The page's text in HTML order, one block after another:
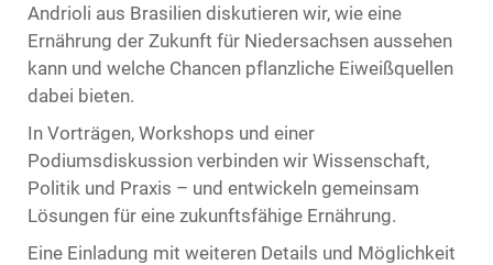
Andrioli aus Brasilien diskutieren wir, wie eine
Ernährung der Zukunft für Niedersachsen aussehen
kann und welche Chancen pflanzliche Eiweißquellen
dabei bieten.
In Vorträgen, Workshops und einer
Podiumsdiskussion verbinden wir Wissenschaft,
Politik und Praxis – und entwickeln gemeinsam
Lösungen für eine zukunftsfähige Ernährung.
Eine Einladung mit weiteren Details und Möglichkeit